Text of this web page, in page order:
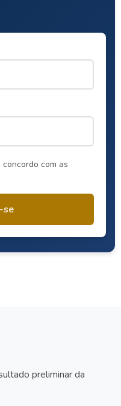
com as
se
preliminar da